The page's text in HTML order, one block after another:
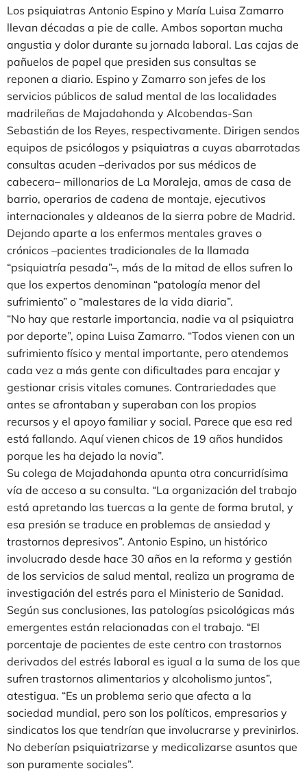
Los psiquiatras Antonio Espino y María Luisa Zamarro
llevan décadas a pie de calle. Ambos soportan mucha
angustia y dolor durante su jornada laboral. Las cajas de
pañuelos de papel que presiden sus consultas se
reponen a diario. Espino y Zamarro son jefes de los
servicios públicos de salud mental de las localidades
madrileñas de Majadahonda y Alcobendas-San
Sebastián de los Reyes, respectivamente. Dirigen sendos
equipos de psicólogos y psiquiatras a cuyas abarrotadas
consultas acuden –derivados por sus médicos de
cabecera– millonarios de La Moraleja, amas de casa de
barrio, operarios de cadena de montaje, ejecutivos
internacionales y aldeanos de la sierra pobre de Madrid.
Dejando aparte a los enfermos mentales graves o
crónicos –pacientes tradicionales de la llamada
“psiquiatría pesada”–, más de la mitad de ellos sufren lo
que los expertos denominan “patología menor del
sufrimiento” o “malestares de la vida diaria”.
“No hay que restarle importancia, nadie va al psiquiatra
por deporte”, opina Luisa Zamarro. “Todos vienen con un
sufrimiento físico y mental importante, pero atendemos
cada vez a más gente con dificultades para encajar y
gestionar crisis vitales comunes. Contrariedades que
antes se afrontaban y superaban con los propios
recursos y el apoyo familiar y social. Parece que esa red
está fallando. Aquí vienen chicos de 19 años hundidos
porque les ha dejado la novia”.
Su colega de Majadahonda apunta otra concurridísima
vía de acceso a su consulta. “La organización del trabajo
está apretando las tuercas a la gente de forma brutal, y
esa presión se traduce en problemas de ansiedad y
trastornos depresivos”. Antonio Espino, un histórico
involucrado desde hace 30 años en la reforma y gestión
de los servicios de salud mental, realiza un programa de
investigación del estrés para el Ministerio de Sanidad.
Según sus conclusiones, las patologías psicológicas más
emergentes están relacionadas con el trabajo. “El
porcentaje de pacientes de este centro con trastornos
derivados del estrés laboral es igual a la suma de los que
sufren trastornos alimentarios y alcoholismo juntos”,
atestigua. “Es un problema serio que afecta a la
sociedad mundial, pero son los políticos, empresarios y
sindicatos los que tendrían que involucrarse y previnirlos.
No deberían psiquiatrizarse y medicalizarse asuntos que
son puramente sociales”.